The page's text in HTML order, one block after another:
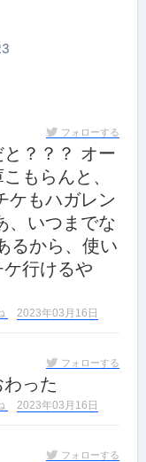
フォローする
もらんと、
ケもハガレン
、いつまでな
るから、使い
行けるや
2023年03月16日
フォローする
わった
2023年03月16日
フォローする